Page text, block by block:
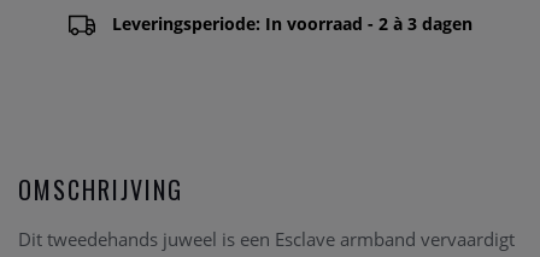
Leveringsperiode: In voorraad - 2 à 3 dagen
OMSCHRIJVING
Dit tweedehands juweel is een Esclave armband vervaardigt